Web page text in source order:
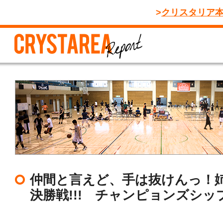
クリスタリア
仲間と言えど、手は抜けんっ！
決勝戦!!! チャンピョンズシッ